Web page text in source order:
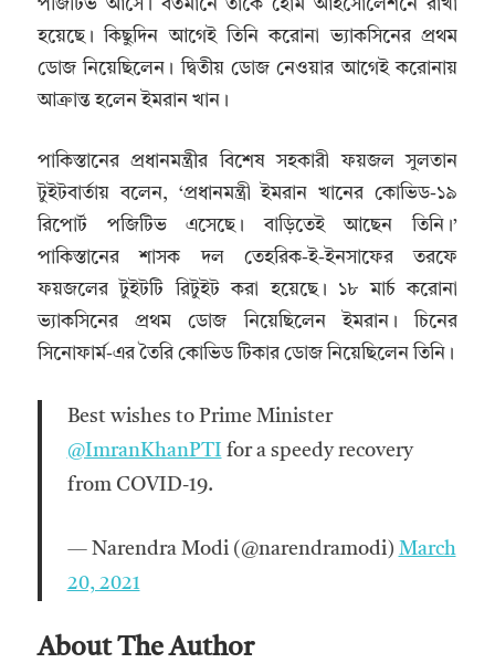
পজিটিভ আসে। বর্তমানে তাকে হোম আইসোলেশনে রাখা
হয়েছে। কিছুদিন আগেই তিনি করোনা ভ্যাকসিনের প্রথম
ডোজ নিয়েছিলেন। দ্বিতীয় ডোজ নেওয়ার আগেই করোনায়
আক্রান্ত হলেন ইমরান খান।
পাকিস্তানের প্রধানমন্ত্রীর বিশেষ সহকারী ফয়জল সুলতান
টুইটবার্তায় বলেন, ‘প্রধানমন্ত্রী ইমরান খানের কোভিড-১৯
রিপোর্ট পজিটিভ এসেছে। বাড়িতেই আছেন তিনি।’
পাকিস্তানের শাসক দল তেহরিক-ই-ইনসাফের তরফে
ফয়জলের টুইটটি রিটুইট করা হয়েছে। ১৮ মার্চ করোনা
ভ্যাকসিনের প্রথম ডোজ নিয়েছিলেন ইমরান। চিনের
সিনোফার্ম-এর তৈরি কোভিড টিকার ডোজ নিয়েছিলেন তিনি।
Best wishes to Prime Minister
@ImranKhanPTI for a speedy recovery
from COVID-19.
— Narendra Modi (@narendramodi) March
20, 2021
About The Author